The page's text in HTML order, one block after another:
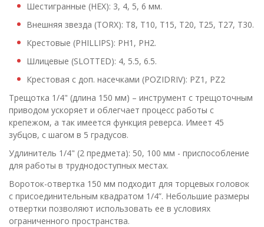
Шестигранные (HEX): 3, 4, 5, 6 мм.
Внешняя звезда (TORX): Т8, Т10, Т15, Т20, Т25, Т27, Т30.
Крестовые (PHILLIPS): PH1, PH2.
Шлицевые (SLOTTED): 4, 5.5, 6.5.
Крестовая с доп. насечками (POZIDRIV): PZ1, PZ2
Трещотка 1/4" (длина 150 мм) – инструмент с трещоточным
приводом ускоряет и облегчает процесс работы с
крепежом, а так имеется функция реверса. Имеет 45
зубцов, с шагом в 5 градусов.
Удлинитель 1/4" (2 предмета): 50, 100 мм - приспособление
для работы в труднодоступных местах.
Вороток-отвертка 150 мм подходит для торцевых головок
с присоединительным квадратом 1/4”. Небольшие размеры
отвертки позволяют использовать ее в условиях
ограниченного пространства.